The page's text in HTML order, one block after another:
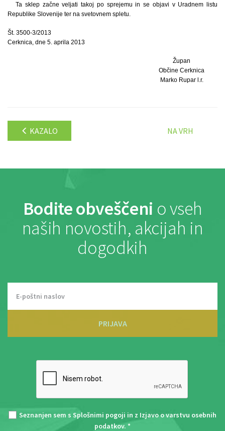
Ta sklep začne veljati takoj po sprejemu in se objavi v Uradnem listu
Republike Slovenije ter na svetovnem spletu.
Št. 3500-3/2013
Cerknica, dne 5. aprila 2013
Župan
Občine Cerknica
Marko Rupar l.r.
KAZALO NA VRH
Bodite obveščeni o vseh
naših novostih, akcijah in
dogodkih
PRIJAVA
Seznanjen sem s Splošnimi pogoji in z Izjavo o varstvu osebnih
podatkov. *